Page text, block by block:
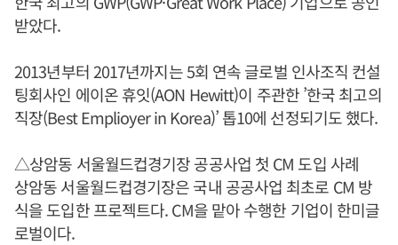
받았다.
2013년부터 2017년까지는 5회 연속 글로벌 인사조직 컨설
팅회사인 에이온 휴잇(AON Hewitt)이 주관한 ’한국 최고의
직장(Best Emplioyer in Korea)’ 톱10에 선정되기도 했다.
△상암동 서울월드컵경기장 공공사업 첫 CM 도입 사례
상암동 서울월드컵경기장은 국내 공공사업 최초로 CM 방
식을 도입한 프로젝트다. CM을 맡아 수행한 기업이 한미글
로벌이다.